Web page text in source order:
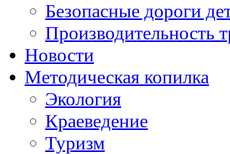
Безопасные дороги
Производительность
Новости
Методическая копилка
Экология
Краеведение
Туризм